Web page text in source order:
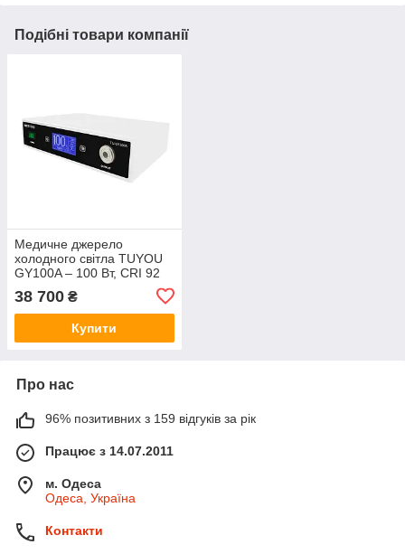
Подібні товари компанії
Медичне джерело
холодного світла TUYOU
GY100A – 100 Вт, CRI 92
38 700 ₴
Купити
Про нас
96% позитивних з 159 відгуків за рік
Працює з 14.07.2011
м. Одеса
Одеса, Україна
Контакти